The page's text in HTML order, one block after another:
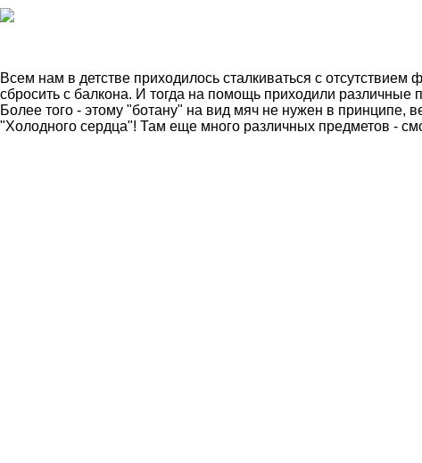
Всем нам в детстве приходилось сталкиваться с
сбросить с балкона. И тогда на помощь приходили
Более того - этому "ботану" на вид мяч не нужен в принципе,
"Холодного сердца"! Там еще много различных предметов -